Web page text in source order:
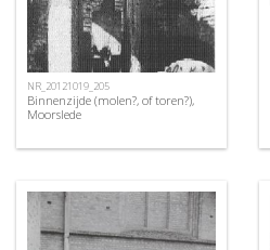
NR_20121019_205
Binnenzijde (molen?, of toren?),
Moorslede